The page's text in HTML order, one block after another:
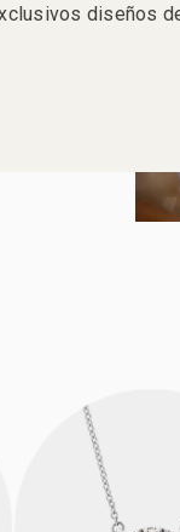
diseños